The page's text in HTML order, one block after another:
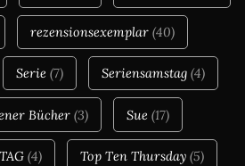
rezensionsexemplar (40)
Serie (7) Seriensamstag(4)
Bücher(3) Sue (17)
TAG (4) Top Ten Thursday (5)